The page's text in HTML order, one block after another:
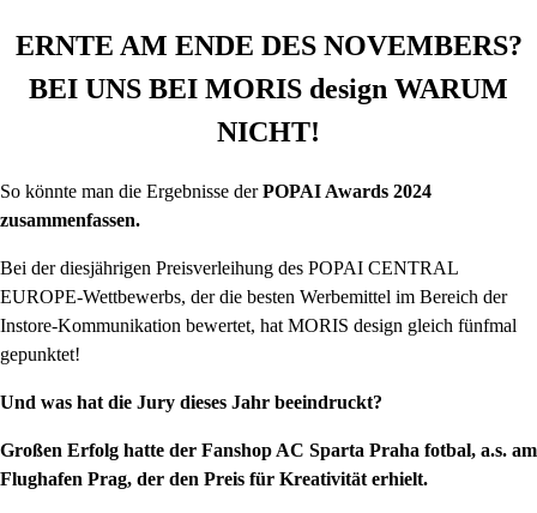
ERNTE AM ENDE DES NOVEMBERS?
BEI UNS BEI MORIS design WARUM
NICHT!
So könnte man die Ergebnisse derPOPAI Awards 2024
zusammenfassen.
Bei der diesjährigen Preisverleihung des POPAI CENTRAL
EUROPE-Wettbewerbs, der die besten Werbemittel im Bereich der
Instore-Kommunikation bewertet, hat MORIS design gleich fünfmal
gepunktet!
Und was hat die Jury dieses Jahr beeindruckt?
Großen Erfolg hatte der Fanshop AC Sparta Praha fotbal, a.s. am
Flughafen Prag, der den Preis für Kreativität erhielt.